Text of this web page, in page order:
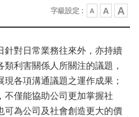
字級設定 : A A A
針對日常業務往來外，亦持續
利害關係人所關注的議題，
各項溝通議題之運作成果；
不僅能協助公司更加掌握社
可為公司及社會創造更大的價